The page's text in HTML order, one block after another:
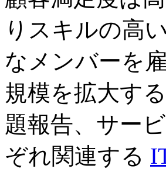
りスキルの高
なメンバーを
規模を拡大す
題報告、サー
ぞれ関連する